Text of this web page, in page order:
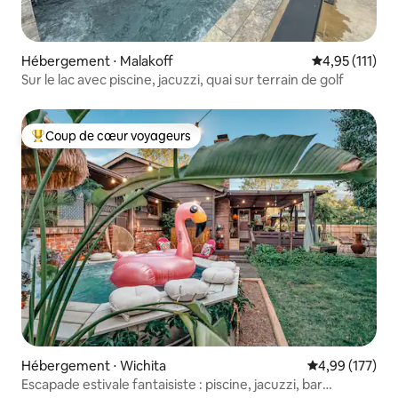
Hébergement ⋅ Malakoff Évaluation
4,95 (111)
Sur le lac avec piscine, jacuzzi, quai sur terrain de golf
Coups de cœur voyageurs les plus appréciés
Coup de cœur voyageurs
Hébergement ⋅ Wichita Évaluation
4,99 (177)
Escapade estivale fantaisiste : piscine, jacuzzi, bar